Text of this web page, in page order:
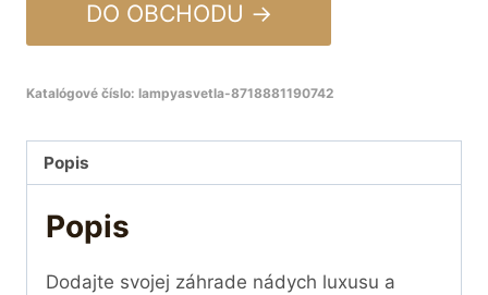
DO OBCHODU →
Katalógové číslo: lampyasvetla-8718881190742
Popis
Popis
Dodajte svojej záhrade nádych luxusu a